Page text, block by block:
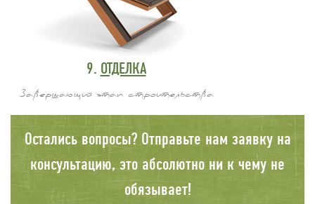
9. ОТДЕЛКА
Завершающий этап строительства
Остались вопросы? Отправьте нам заявку на
консультацию, это абсолютно ни к чему не
обязывает!